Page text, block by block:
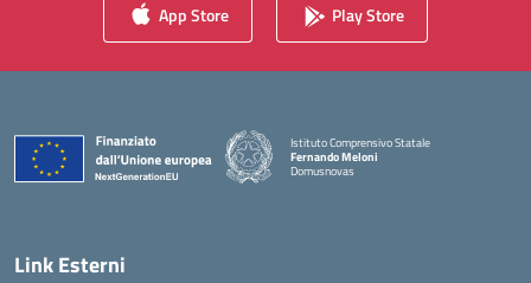
App Store Play Store
Istituto Comprensivo Statale
Fernando Meloni
Domusnovas
Link Esterni